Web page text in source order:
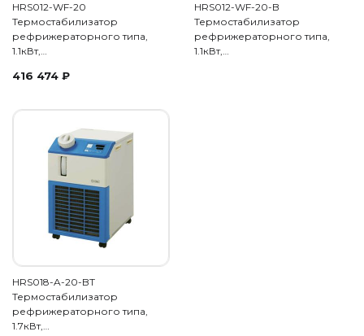
HRS012-WF-20
Термостабилизатор
рефрижераторного типа,
1.1кВт,…
416 474 ₽
HRS012-WF-20-B
Термостабилизатор
рефрижераторного типа,
1.1кВт,…
HRS018-A-20-BT
Термостабилизатор
рефрижераторного типа,
1.7кВт,…